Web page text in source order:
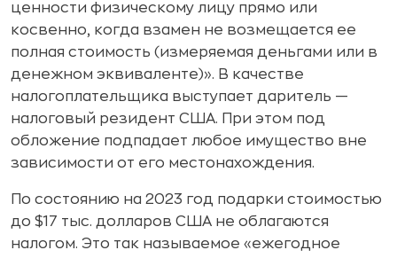
ценности физическому лицу прямо или
косвенно, когда взамен не возмещается ее
полная стоимость (измеряемая деньгами или в
денежном эквиваленте)». В качестве
налогоплательщика выступает даритель —
налоговый резидент США. При этом под
обложение подпадает любое имущество вне
зависимости от его местонахождения.
По состоянию на 2023 год подарки стоимостью
до $17 тыс. долларов США не облагаются
налогом. Это так называемое «ежегодное